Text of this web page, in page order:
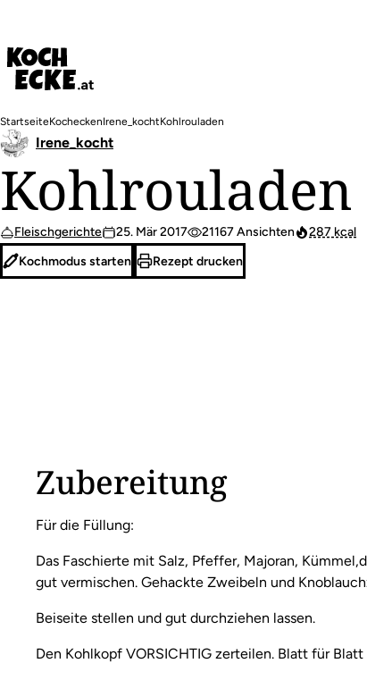
Inhalt
Pfadnavigation
StartseiteKocheckenIrene_kochtKohlrouladen
Kohlrouladen
Fleischgerichte 25. Mär 2017 21167 Ansichten 287 kcal
Irene_kocht
Kochmodus starten Rezept drucken
Zubereitung
Für die Füllung:
Das Faschierte mit Salz, Pfeffer, Majoran,
gut vermischen. Gehackte Zweibeln und
Beiseite stellen und gut durchziehen lassen.
Den Kohlkopf VORSICHTIG zerteilen. Blatt für